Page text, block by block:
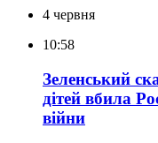
4 червня
10:58
Зеленський
дітей вбила
війни